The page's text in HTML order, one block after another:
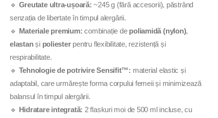
🔹 Greutate ultra-ușoară: ~245 g (fără accesorii), păstrând
senzația de libertate în timpul alergării.
🔹 Materiale premium: combinație de poliamidă (nylon),
elastanși poliesterpentru flexibilitate, rezistență și
respirabilitate.
🔹 Tehnologie de potrivire Sensifit™: material elastic și
adaptabil, care urmărește forma corpului femeii și minimizează
balansul în timpul alergării.
🔹 Hidratare integrată: 2 flaskuri moi de 500 ml incluse, cu